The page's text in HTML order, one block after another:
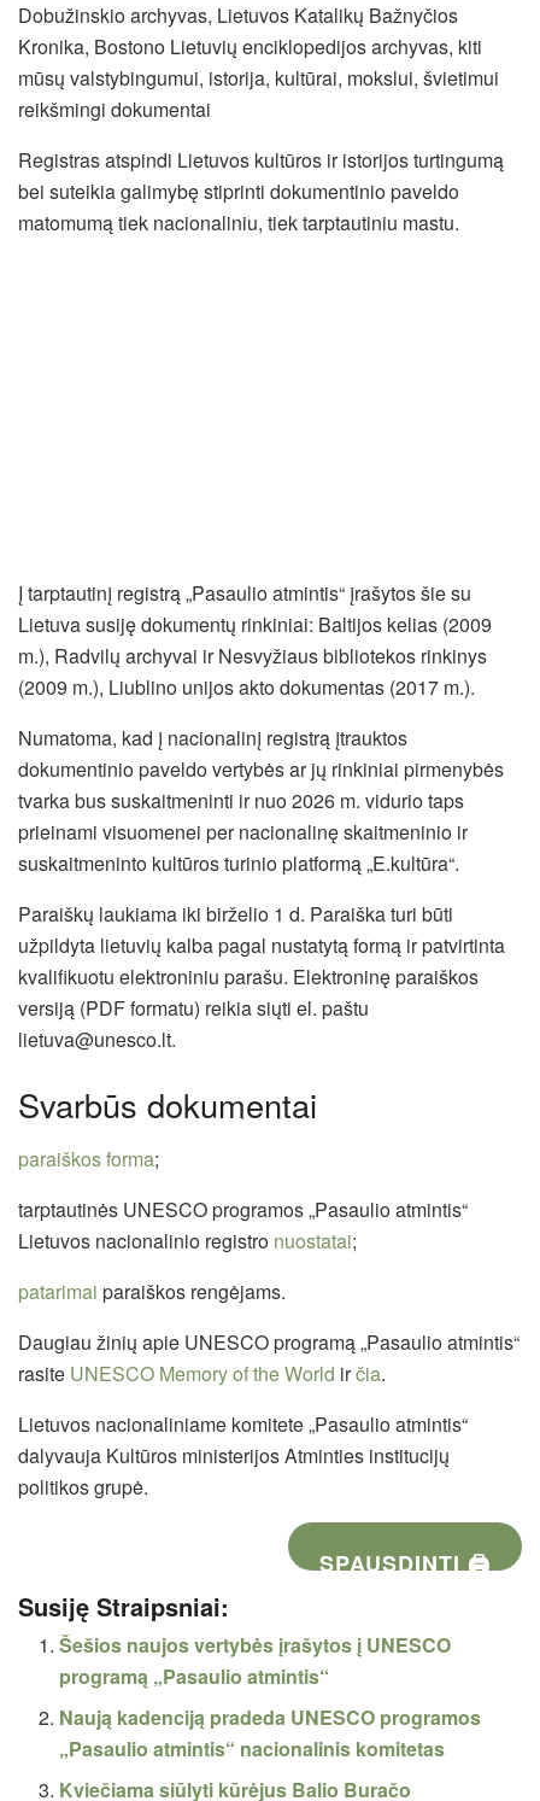
Dobužinskio archyvas, Lietuvos Katalikų Bažnyčios
Kronika, Bostono Lietuvių enciklopedijos archyvas, kiti
mūsų valstybingumui, istorija, kultūrai, mokslui, švietimui
reikšmingi dokumentai
Registras atspindi Lietuvos kultūros ir istorijos turtingumą
bei suteikia galimybę stiprinti dokumentinio paveldo
matomumą tiek nacionaliniu, tiek tarptautiniu mastu.
Į tarptautinį registrą „Pasaulio atmintis“ įrašytos šie su
Lietuva susiję dokumentų rinkiniai: Baltijos kelias (2009
m.), Radvilų archyvai ir Nesvyžiaus bibliotekos rinkinys
(2009 m.), Liublino unijos akto dokumentas (2017 m.).
Numatoma, kad į nacionalinį registrą įtrauktos
dokumentinio paveldo vertybės ar jų rinkiniai pirmenybės
tvarka bus suskaitmeninti ir nuo 2026 m. vidurio taps
prieinami visuomenei per nacionalinę skaitmeninio ir
suskaitmeninto kultūros turinio platformą „E.kultūra“.
Paraiškų laukiama iki birželio 1 d. Paraiška turi būti
užpildyta lietuvių kalba pagal nustatytą formą ir patvirtinta
kvalifikuotu elektroniniu parašu. Elektroninę paraiškos
versiją (PDF formatu) reikia siųti el. paštu
lietuva@unesco.lt.
Svarbūs dokumentai
paraiškos forma;
tarptautinės UNESCO programos „Pasaulio atmintis“
Lietuvos nacionalinio registro nuostatai;
patarimai paraiškos rengėjams.
Daugiau žinių apie UNESCO programą „Pasaulio atmintis“
rasite UNESCO Memory of the World irčia.
Lietuvos nacionaliniame komitete „Pasaulio atmintis“
dalyvauja Kultūros ministerijos Atminties institucijų
politikos grupė.
SPAUSDINTI 🖨
Susiję Straipsniai:
Šešios naujos vertybės įrašytos į UNESCO
programą „Pasaulio atmintis“
Naują kadenciją pradeda UNESCO programos
„Pasaulio atmintis“ nacionalinis komitetas
Kviečiama siūlyti kūrėjus Balio Buračo